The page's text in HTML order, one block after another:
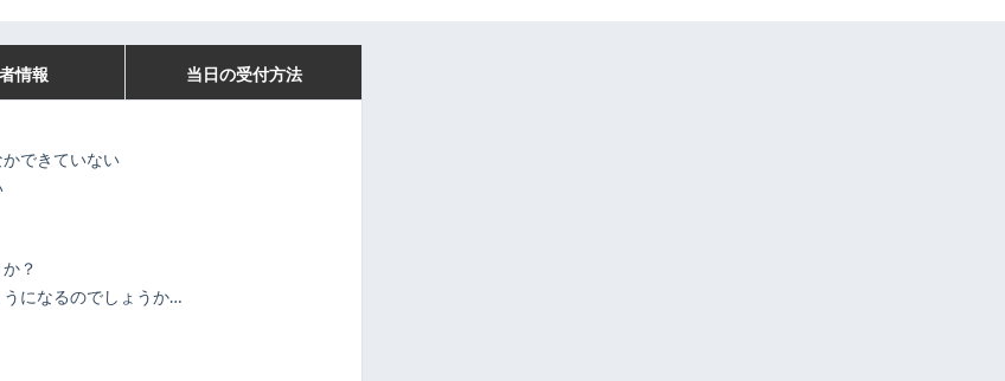
情報 当日の受付方法
できていない
？
になるのでしょうか…